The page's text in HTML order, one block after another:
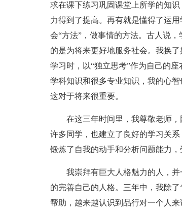
求在课下练习巩固课堂上所学的知
力得到了提高。再有就是懂得了运
会“方法”，做事情的方法。古人说
的是为将来更好地服务社会。我换
学习时，以“独立思考”作为自己的
学科知识和很多专业知识，我的心
这对于将来很重要。
在这三年时间里，我尊敬老师
许多同学，也建立了良好的学习关
锻炼了自我的动手和分析问题能力，
我崇拜有巨大人格魅力的人，
的完善自己的人格。三年中，我除
帮助，越来越认识到品行对一个人